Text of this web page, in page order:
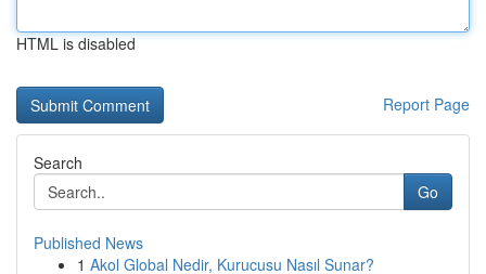
HTML is disabled
Report Page
Search
Go
Published News
1 Akol Global Nedir, Kurucusu Nasıl Sunar?